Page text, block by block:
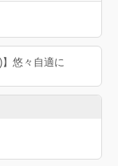
悠々自適に